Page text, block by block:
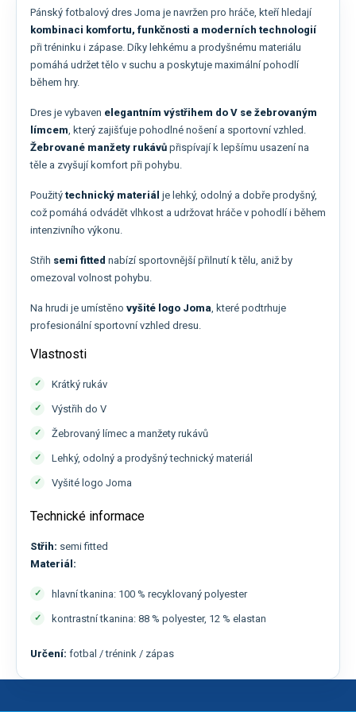
Pánský fotbalový dres Joma je navržen pro hráče, kteří hledají
kombinaci komfortu, funkčnosti a moderních technologií
při tréninku i zápase. Díky lehkému a prodyšnému materiálu
pomáhá udržet tělo v suchu a poskytuje maximální pohodlí
během hry.
Dres je vybaven elegantním výstřihem do V se žebrovaným
límcem, který zajišťuje pohodlné nošení a sportovní vzhled.
Žebrované manžety rukávů přispívají k lepšímu usazení na
těle a zvyšují komfort při pohybu.
Použitý technický materiál je lehký, odolný a dobře prodyšný,
což pomáhá odvádět vlhkost a udržovat hráče v pohodlí i během
intenzivního výkonu.
Střih semi fitted nabízí sportovnější přilnutí k tělu, aniž by
omezoval volnost pohybu.
Na hrudi je umístěno vyšité logo Joma, které podtrhuje
profesionální sportovní vzhled dresu.
Vlastnosti
Krátký rukáv
Výstřih do V
Žebrovaný límec a manžety rukávů
Lehký, odolný a prodyšný technický materiál
Vyšité logo Joma
Technické informace
Střih: semi fitted
Materiál:
hlavní tkanina: 100 % recyklovaný polyester
kontrastní tkanina: 88 % polyester, 12 % elastan
Určení: fotbal / trénink / zápas